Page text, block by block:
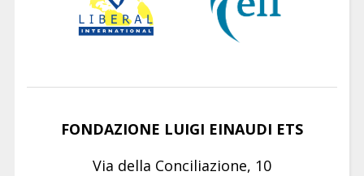
FONDAZIONE LUIGI EINAUDI ETS
Via della Conciliazione, 10